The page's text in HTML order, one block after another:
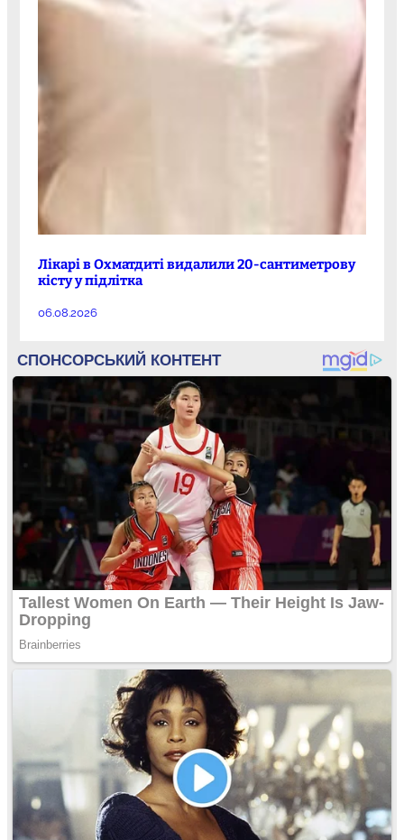
Лікарі в Охматдиті видалили 20-сантиметрову
кісту у підлітка
06.08.2026